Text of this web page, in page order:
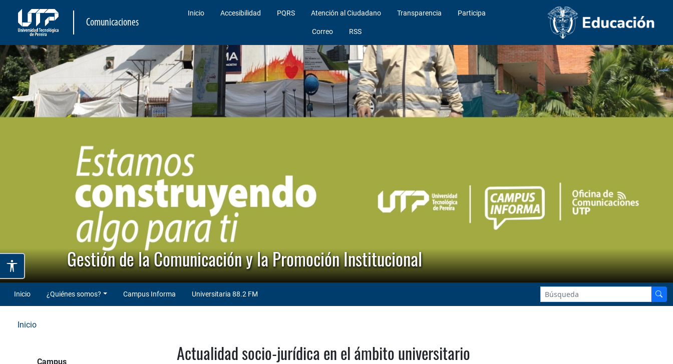
Comunicaciones
Inicio Accesibilidad PQRS Atención al Ciudadano Transparencia Participa
Correo RSS
Gestión de la Comunicación y la Promoción Institucional
Inicio ¿Quiénes somos? Campus Informa Universitaria 88.2 FM
Inicio
Campus Actualidad socio-jurídica en el ámbito universitario